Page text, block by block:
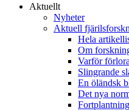
Aktuellt
Nyheter
Aktuell
Hela
Om
Varför
Slingrande
En öländsk
Det nya